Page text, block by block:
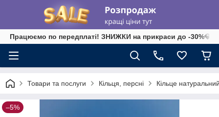
Працюємо по передплаті! ЗНИЖКИ на прикраси до -30%💎
Товари та послуги Кільця, персні Кільце
–5%